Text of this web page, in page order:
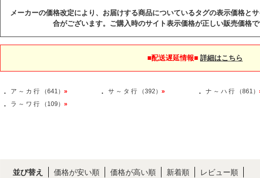
メーカーの価格改定により、お届けする商品についているタグの表示価格と
合がございます。ご購入時のサイト表示価格が正しい販売価格で
■配送遅延情報■ 詳細はこちら
・ ア ～ カ 行 （641） » ・ サ ～ タ 行 （392） » ・ ナ ～ ハ 行 （861）
・ ラ ～ ワ 行 （109） »
並び替え 価格が安い順 価格が高い順 新着順 レビュー順